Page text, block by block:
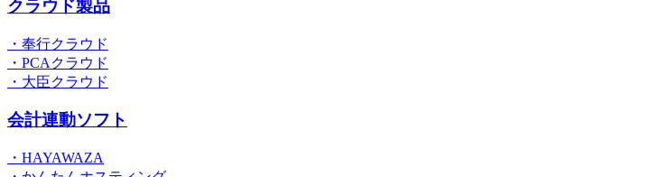
クラウド製品
・奉行クラウド
・PCAクラウド
・大臣クラウド
会計連動ソフト
・HAYAWAZA